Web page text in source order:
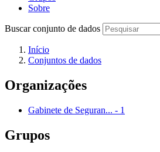
Sobre
Buscar conjunto de dados
Início
Conjuntos de dados
Organizações
Gabinete de Seguran... - 1
Grupos